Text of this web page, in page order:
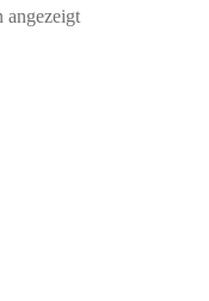
angezeigtNach